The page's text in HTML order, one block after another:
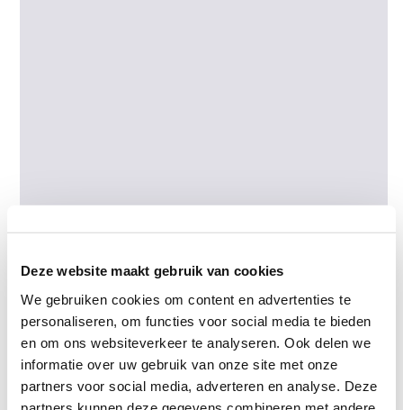
Deze website maakt gebruik van cookies
We gebruiken cookies om content en advertenties te
personaliseren, om functies voor social media te bieden
en om ons websiteverkeer te analyseren. Ook delen we
informatie over uw gebruik van onze site met onze
partners voor social media, adverteren en analyse. Deze
ELEMENTAL PAVIORS COAL ANTIQUE